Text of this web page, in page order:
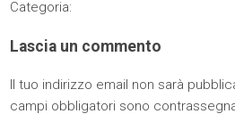
Categoria:
Lascia un commento
Il tuo indirizzo email non sarà
campi obbligatori sono